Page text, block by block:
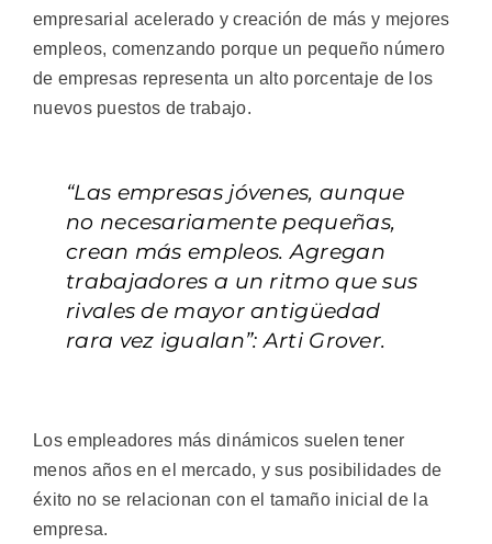
empresarial acelerado y creación de más y mejores
empleos, comenzando porque un pequeño número
de empresas representa un alto porcentaje de los
nuevos puestos de trabajo.
“Las empresas jóvenes, aunque
no necesariamente pequeñas,
crean más empleos. Agregan
trabajadores a un ritmo que sus
rivales de mayor antigüedad
rara vez igualan”: Arti Grover.
Los empleadores más dinámicos suelen tener
menos años en el mercado, y sus posibilidades de
éxito no se relacionan con el tamaño inicial de la
empresa.